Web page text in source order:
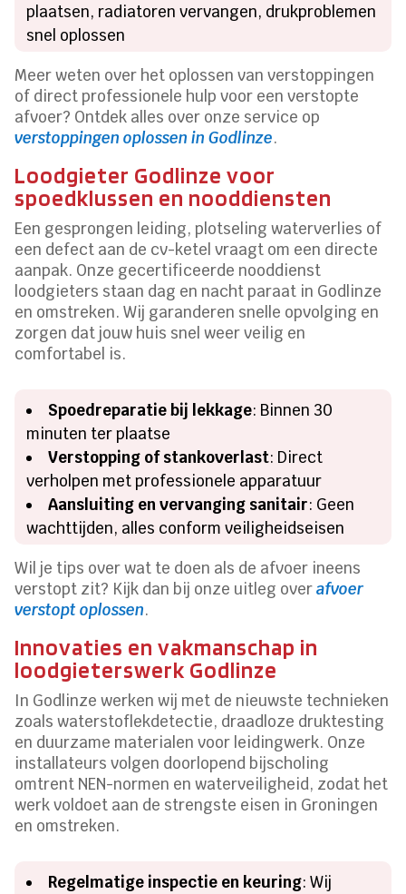
plaatsen, radiatoren vervangen, drukproblemen
snel oplossen
Meer weten over het oplossen van verstoppingen
of direct professionele hulp voor een verstopte
afvoer? Ontdek alles over onze service op
verstoppingen oplossen in Godlinze.
Loodgieter Godlinze voor
spoedklussen en nooddiensten
Een gesprongen leiding, plotseling waterverlies of
een defect aan de cv-ketel vraagt om een directe
aanpak. Onze gecertificeerde nooddienst
loodgieters staan dag en nacht paraat in Godlinze
en omstreken. Wij garanderen snelle opvolging en
zorgen dat jouw huis snel weer veilig en
comfortabel is.
Spoedreparatie bij lekkage: Binnen 30
minuten ter plaatse
Verstopping of stankoverlast: Direct
verholpen met professionele apparatuur
Aansluiting en vervanging sanitair: Geen
wachttijden, alles conform veiligheidseisen
Wil je tips over wat te doen als de afvoer ineens
verstopt zit? Kijk dan bij onze uitleg overafvoer
verstopt oplossen.
Innovaties en vakmanschap in
loodgieterswerk Godlinze
In Godlinze werken wij met de nieuwste technieken
zoals waterstoflekdetectie, draadloze druktesting
en duurzame materialen voor leidingwerk. Onze
installateurs volgen doorlopend bijscholing
omtrent NEN-normen en waterveiligheid, zodat het
werk voldoet aan de strengste eisen in Groningen
en omstreken.
Regelmatige inspectie en keuring: Wij